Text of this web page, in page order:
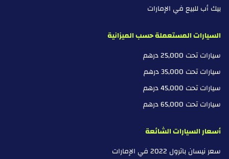
بيك أب للبيع في الإمارات
السيارات المستعملة حسب الميزانية
سيارات تحت 25,000 درهم
سيارات تحت 35,000 درهم
سيارات تحت 45,000 درهم
سيارات تحت 65,000 درهم
أسعار السيارات الشائعة
سعر نيسان باترول 2022 في الإمارات